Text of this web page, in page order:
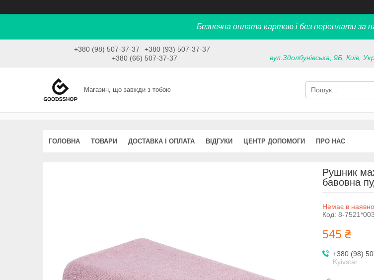
Безпечна оплата картою і без переплати за
+380 (98) 507-37-37
+380 (93) 507-37-37
+380 (66) 507-37-37
вул.Здолбунівська, 9Б, Київ,
Магазин, що завжди з тобою
ГОЛОВНА ТОВАРИ ДОСТАВКА І ОПЛАТА ВІДГУКИ ЦЕНТР ДОПОМОГИ ПРО НАС
Рушник
бавовна
Немає в
Код: 8-7521*003
545 ₴
+380 (98)
Kyivstar